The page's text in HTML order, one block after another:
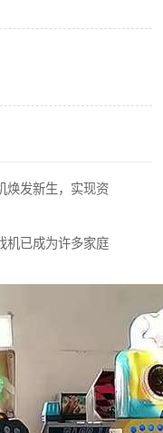
焕发新生，实现资
机已成为许多家庭